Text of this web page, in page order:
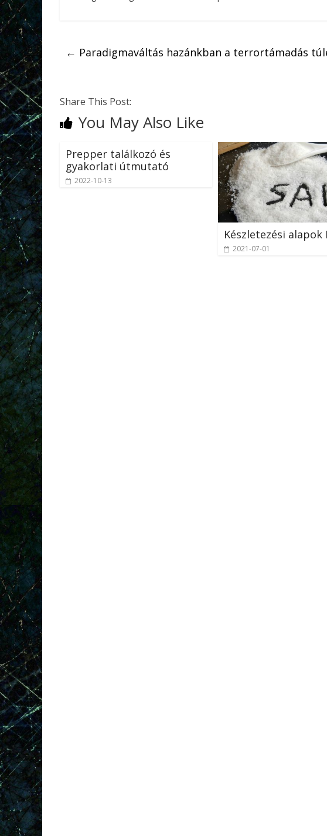
← Paradigmaváltás hazánkban a terrortámadás
Share This Post:
You May Also Like
Prepper találkozó és
gyakorlati útmutató
2022-10-13
Készletezési alapok
2021-07-01